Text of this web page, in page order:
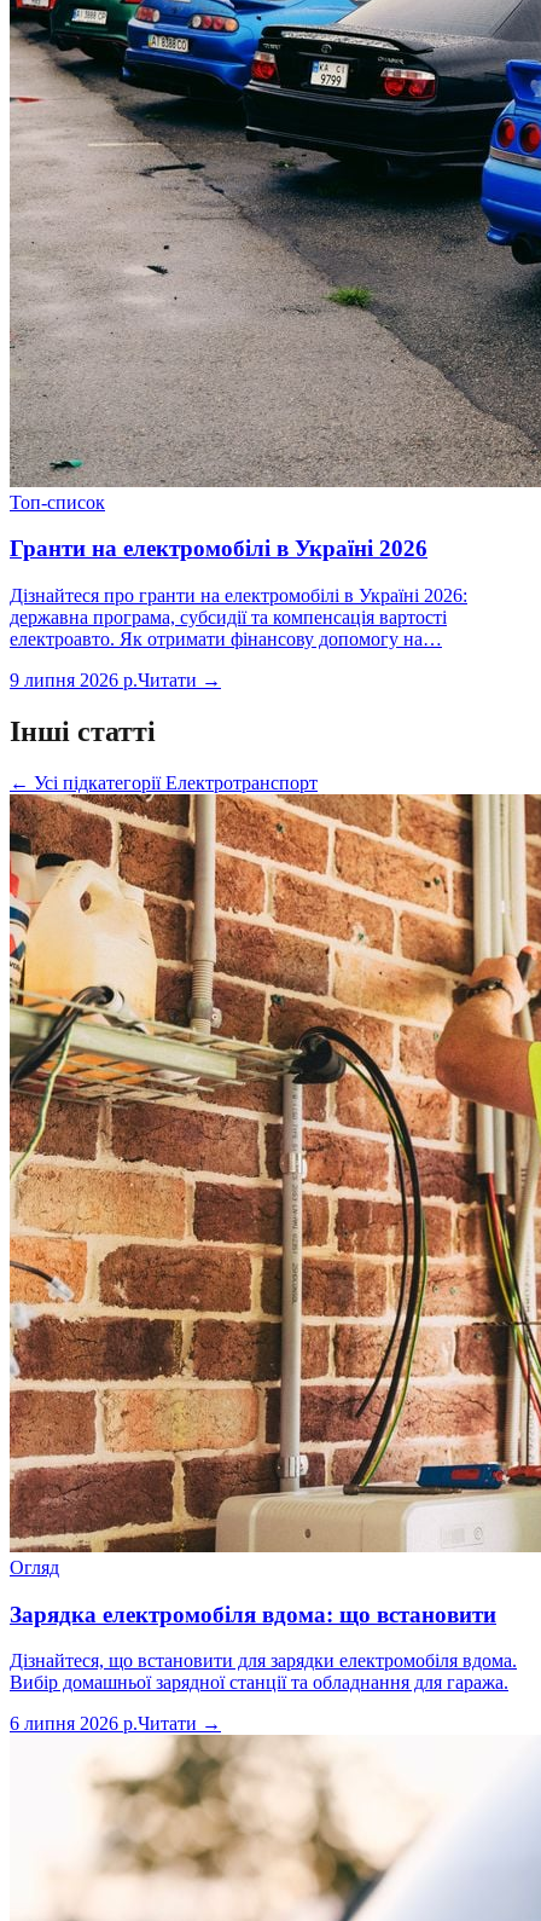
Топ-список
Гранти на електромобілі в Україні 2026
Дізнайтеся про гранти на електромобілі в Україні 2026:
державна програма, субсидії та компенсація вартості
електроавто. Як отримати фінансову допомогу на…
9 липня 2026 р.Читати →
Інші статті
← Усі підкатегоріїЕлектротранспорт
Огляд
Зарядка електромобіля вдома: що встановити
Дізнайтеся, що встановити для зарядки електромобіля вдома.
Вибір домашньої зарядної станції та обладнання для гаража.
6 липня 2026 р.Читати →